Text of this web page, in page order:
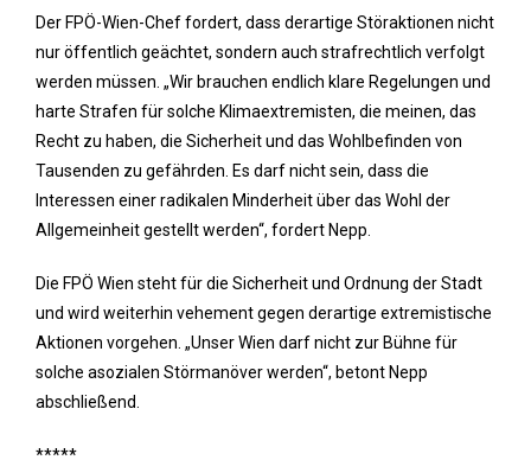
Der FPÖ-Wien-Chef fordert, dass derartige Störaktionen nicht
nur öffentlich geächtet, sondern auch strafrechtlich verfolgt
werden müssen. „Wir brauchen endlich klare Regelungen und
harte Strafen für solche Klimaextremisten, die meinen, das
Recht zu haben, die Sicherheit und das Wohlbefinden von
Tausenden zu gefährden. Es darf nicht sein, dass die
Interessen einer radikalen Minderheit über das Wohl der
Allgemeinheit gestellt werden“, fordert Nepp.
Die FPÖ Wien steht für die Sicherheit und Ordnung der Stadt
und wird weiterhin vehement gegen derartige extremistische
Aktionen vorgehen. „Unser Wien darf nicht zur Bühne für
solche asozialen Störmanöver werden“, betont Nepp
abschließend.
*****